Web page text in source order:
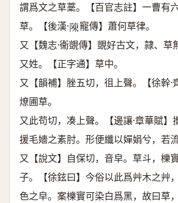
謂爲文之草藳。【百官志註】一曹有
草。【後漢·𨻰 寵傳】蕭何草律。
又【魏志·衞覬傳】覬好古文，隷、草
又姓。【正字通】草中。
又【韻補】脞五切，徂上聲。【徐幹·
燎圃草。
又此苟切，凑上聲。【邊讓·章華賦】
援毛嬙之素肘。形便纖以嬋娟兮，若
又【說文】自保切，音皁。草斗，櫟
子。【徐鉉曰】今俗以此爲艸木之艸
色之皁。案櫟實可染白爲黑，故曰草